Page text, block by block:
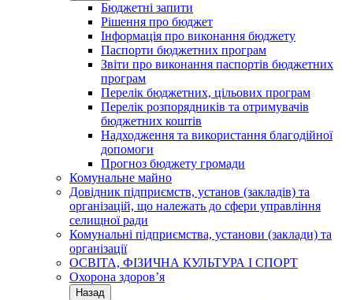
Бюджетні запити
Рішення про бюджет
Інформація про виконання бюджету
Паспорти бюджетних програм
Звіти про виконання паспортів бюджетних
програм
Перелік бюджетних, цільових програм
Перелік розпорядників та отримувачів
бюджетних коштів
Надходження та використання благодійної
допомоги
Прогноз бюджету громади
Комунальне майно
Довідник підприємств, установ (закладів) та
організацій, що належать до сфери управління
селищної ради
Комунальні підприємства, установи (заклади) та
організації
ОСВІТА, ФІЗИЧНА КУЛЬТУРА І СПОРТ
Охорона здоров’я
Назад